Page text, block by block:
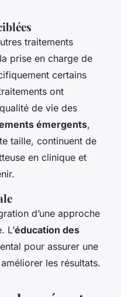
traitements
prise en charge de
certains
ont
de vie des
émergents,
taille, continuent de
en clinique et
d’une approche
L’éducation des
pour assurer une
les résultats.